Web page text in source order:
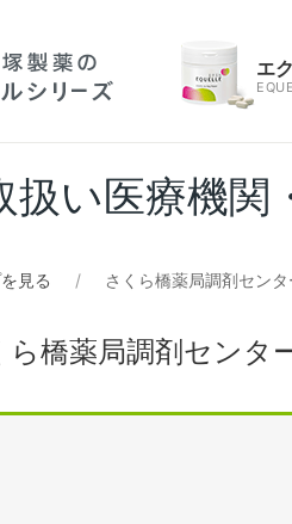
エ
扱い医療機関
見る さくら橋薬局調剤センタ
ら橋薬局調剤センタ